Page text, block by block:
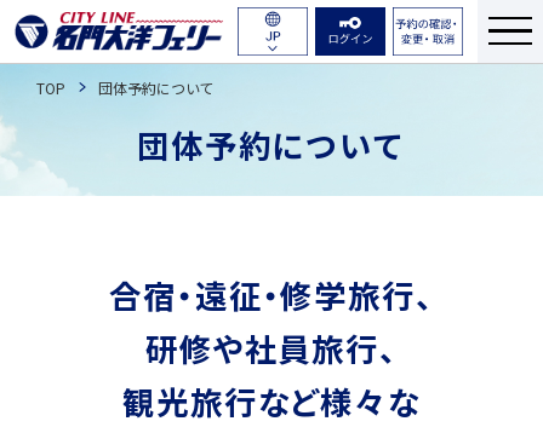
繁体中文
한국어
航路・ダイヤ
運賃・料金
船舶紹介
予約について
よくある質問
TOP 団体予約について
団体予約について
合宿・遠征・修学旅行、
研修や社員旅行、
観光旅行など様々な